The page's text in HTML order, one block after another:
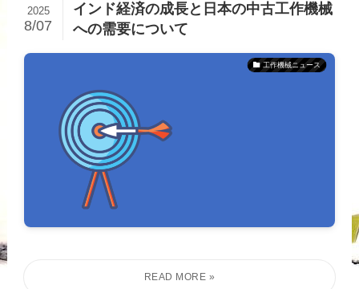
インド経済の成長と日本の中古工作機械
への需要について
2025
8/07
工作機械ニュース